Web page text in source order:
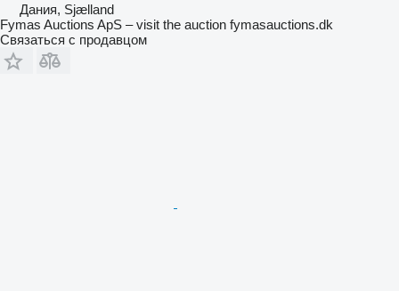
Дания, Sjælland
Fymas Auctions ApS – visit the auction fymasauctions.dk
Связаться с продавцом